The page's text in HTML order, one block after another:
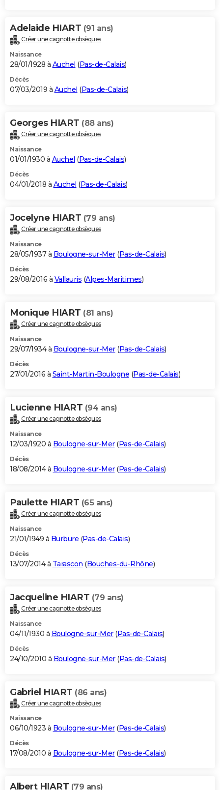
Adelaide HIART (91 ans)
Créer une cagnotte obsèques
Naissance
28/01/1928 à Auchel (Pas-de-Calais)
Décès
07/03/2019 à Auchel (Pas-de-Calais)
Georges HIART (88 ans)
Créer une cagnotte obsèques
Naissance
01/01/1930 à Auchel (Pas-de-Calais)
Décès
04/01/2018 à Auchel (Pas-de-Calais)
Jocelyne HIART (79 ans)
Créer une cagnotte obsèques
Naissance
28/05/1937 à Boulogne-sur-Mer(Pas-de-Calais)
Décès
29/08/2016 à Vallauris (Alpes-Maritimes)
Monique HIART (81 ans)
Créer une cagnotte obsèques
Naissance
29/07/1934 à Boulogne-sur-Mer(Pas-de-Calais)
Décès
27/01/2016 à Saint-Martin-Boulogne (Pas-de-Calais)
Lucienne HIART (94 ans)
Créer une cagnotte obsèques
Naissance
12/03/1920 à Boulogne-sur-Mer(Pas-de-Calais)
Décès
18/08/2014 à Boulogne-sur-Mer(Pas-de-Calais)
Paulette HIART (65 ans)
Créer une cagnotte obsèques
Naissance
21/01/1949 à Burbure (Pas-de-Calais)
Décès
13/07/2014 à Tarascon (Bouches-du-Rhône)
Jacqueline HIART (79 ans)
Créer une cagnotte obsèques
Naissance
04/11/1930 à Boulogne-sur-Mer(Pas-de-Calais)
Décès
24/10/2010 à Boulogne-sur-Mer(Pas-de-Calais)
Gabriel HIART (86 ans)
Créer une cagnotte obsèques
Naissance
06/10/1923 à Boulogne-sur-Mer(Pas-de-Calais)
Décès
17/08/2010 à Boulogne-sur-Mer(Pas-de-Calais)
Albert HIART (79 ans)